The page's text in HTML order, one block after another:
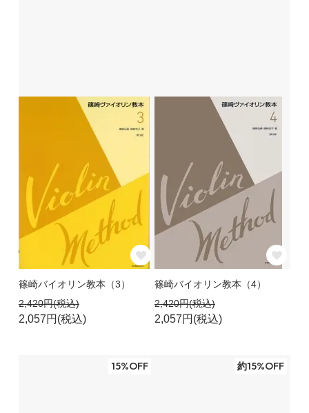
篠崎バイオリン教本（3）
2,420円(税込)
2,057円(税込)
篠崎バイオリン教本（4）
2,420円(税込)
2,057円(税込)
15%OFF 約15%OFF